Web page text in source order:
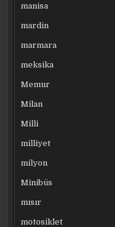
manisa
mardin
marmara
meksika
Memur
Milan
Milli
milliyet
milyon
Minibüs
mısır
motosiklet